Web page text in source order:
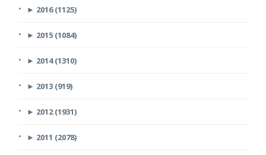
► 2016 (1125)
► 2015 (1084)
► 2014 (1310)
► 2013 (919)
► 2012 (1931)
► 2011 (2078)